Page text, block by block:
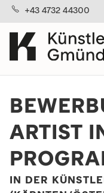
+43 4732 44300
ARTIST
IN DER